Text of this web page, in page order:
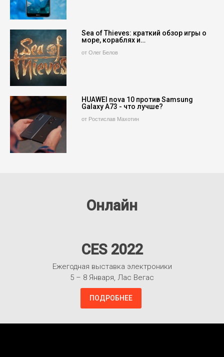
Sea of Thieves: краткий обзор игры о
море, кораблях и…
от Олег Белов
HUAWEI nova 10 против Samsung
Galaxy A73 - что лучше?
от Ростислав Махотин
Онлайн
CES 2022
Ежегодная выставка электроники
5 – 8 Января, Лас Вегас
ПОДРОБНЕЕ